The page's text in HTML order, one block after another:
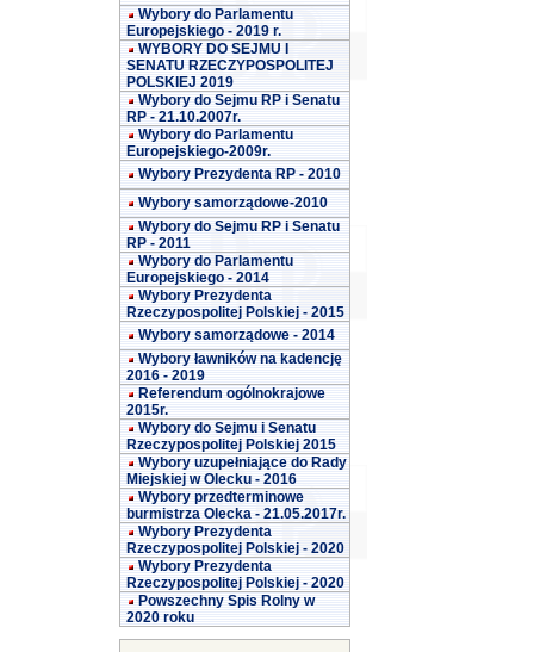
Wybory do Parlamentu
Europejskiego - 2019 r.
WYBORY DO SEJMU I
SENATU RZECZYPOSPOLITEJ
POLSKIEJ 2019
Wybory do Sejmu RP i Senatu
RP - 21.10.2007r.
Wybory do Parlamentu
Europejskiego-2009r.
Wybory Prezydenta RP - 2010
Wybory samorządowe-2010
Wybory do Sejmu RP i Senatu
RP - 2011
Wybory do Parlamentu
Europejskiego - 2014
Wybory Prezydenta
Rzeczypospolitej Polskiej - 2015
Wybory samorządowe - 2014
Wybory ławników na kadencję
2016 - 2019
Referendum ogólnokrajowe
2015r.
Wybory do Sejmu i Senatu
Rzeczypospolitej Polskiej 2015
Wybory uzupełniające do Rady
Miejskiej w Olecku - 2016
Wybory przedterminowe
burmistrza Olecka - 21.05.2017r.
Wybory Prezydenta
Rzeczypospolitej Polskiej - 2020
Wybory Prezydenta
Rzeczypospolitej Polskiej - 2020
Powszechny Spis Rolny w
2020 roku